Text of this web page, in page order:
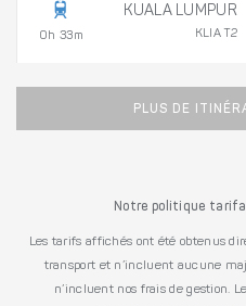
0h 33m
KUALA LUMPUR
KLIA T2
PLUS DE
Notre politique
Les tarifs affichés ont été obtenus
transport et n’incluent aucune
n’incluent nos frais de gestion.